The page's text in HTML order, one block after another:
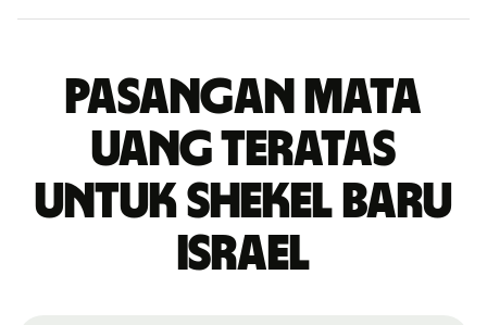
Pasangan mata
uang teratas
untuk shekel baru
Israel